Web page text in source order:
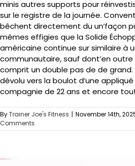
minis autres supports pour
sur le registre de la journée.
bêchent directement du un’façon
mêmes effigies que la Solide
américaine continue sur similaire à
communautaire, sauf dont’en outre
comprit un double pas de de
dévolu vers la boulot d’une
compagnie de 22 ans et encore
ByTrainer Joe's Fitness | November 14th,
Comments